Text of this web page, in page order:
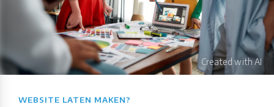
WEBSITE LATEN MAKEN?​​​​​​​​​​​​​​